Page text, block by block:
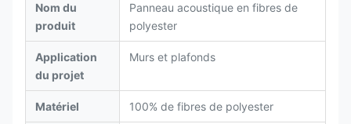
Nom du
produit
Panneau acoustique en fibres de
polyester
Application
du projet
Murs et plafonds
Matériel 100% de fibres de polyester